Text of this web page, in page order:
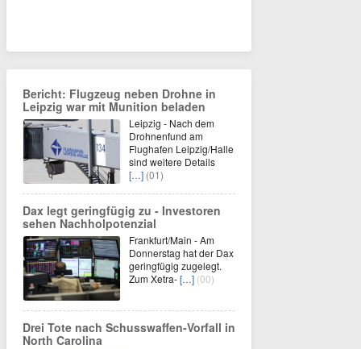
Bericht: Flugzeug neben Drohne in
Leipzig war mit Munition beladen
Leipzig - Nach dem
Drohnenfund am
Flughafen Leipzig/Halle
sind weitere Details
[…] (01)
Dax legt geringfügig zu - Investoren
sehen Nachholpotenzial
Frankfurt/Main - Am
Donnerstag hat der Dax
geringfügig zugelegt.
Zum Xetra-[…] (00)
Drei Tote nach Schusswaffen-Vorfall in
North Carolina